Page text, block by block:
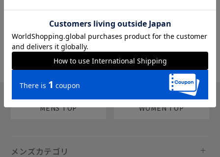
sms
MENS TOP WOMEN TOP
メンズカテゴリ